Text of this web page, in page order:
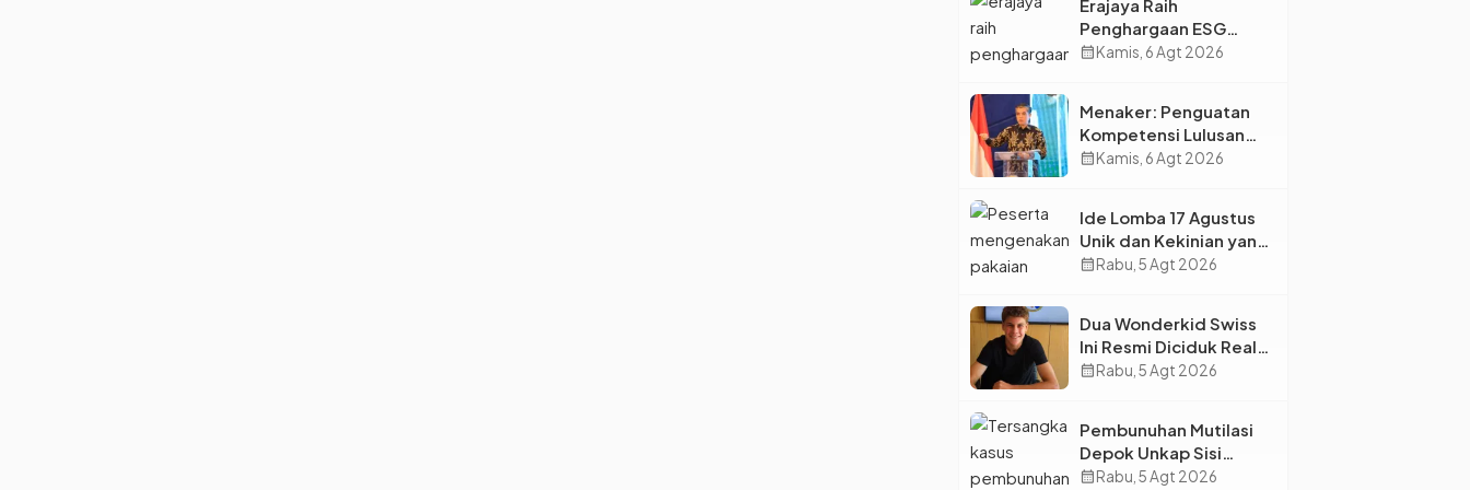
Erajaya Raih
Penghargaan ESG
2026, Perkuat Circular
Berkelanjutan
calendar_monthKamis, 6 Agt 2026
Menaker: Penguatan
Kompetensi Lulusan
Perguruan Tinggi Jadi
calendar_monthKamis, 6 Agt 2026
Ide Lomba 17 Agustus
Unik dan Kekinian yang
Dijamin Bikin Suasana
calendar_monthRabu, 5 Agt 2026
Dua Wonderkid Swiss
Ini Resmi Diciduk Real
Madrid dan Juventus,
calendar_monthRabu, 5 Agt 2026
Pembunuhan Mutilasi
Depok Unkap Sisi
Gelap Penjual Piscok
calendar_monthRabu, 5 Agt 2026